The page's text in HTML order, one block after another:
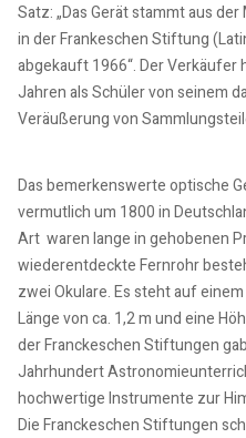
Satz: „Das Gerät stammt aus
in der Frankeschen Stiftung
abgekauft 1966“. Der
Jahren als Schüler von seinem
Veräußerung von
Das bemerkenswerte optische
vermutlich um 1800 in
Art waren lange in gehobenen
wiederentdeckte Fernrohr
zwei Okulare. Es steht auf
Länge von ca. 1,2 m und eine
der Franckeschen Stiftungen
Jahrhundert
hochwertige Instrumente zur
Die Franckeschen Stiftungen